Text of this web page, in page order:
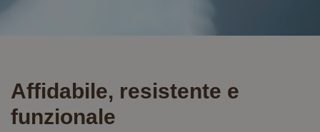
Affidabile, resistente e
funzionale